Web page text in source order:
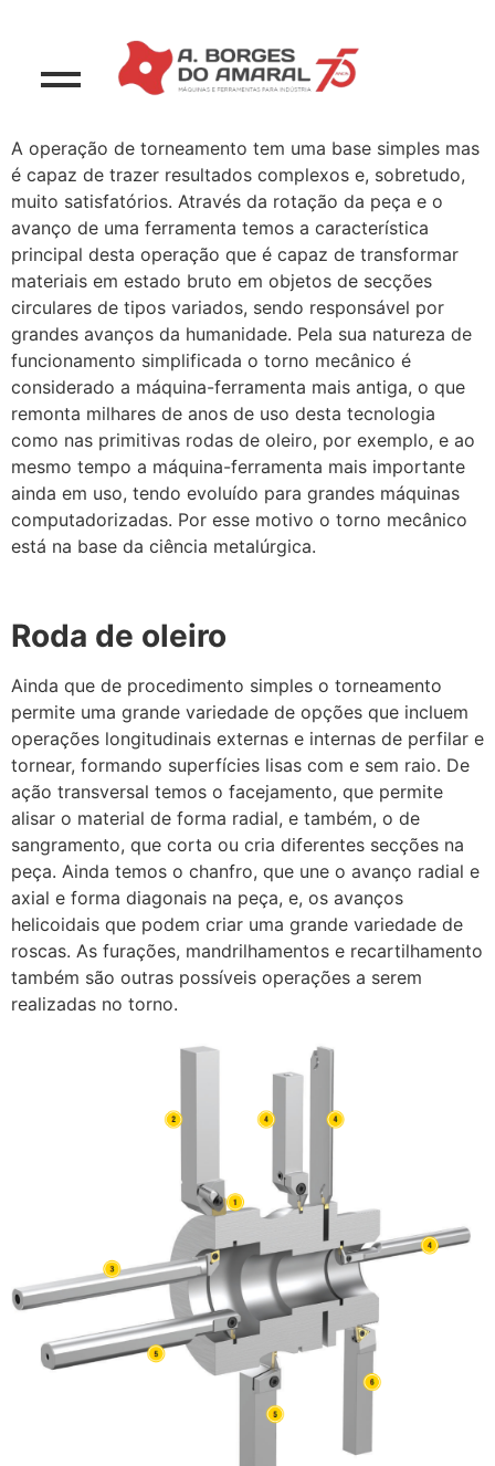
A operação de torneamento tem uma base simples mas
é capaz de trazer resultados complexos e, sobretudo,
muito satisfatórios. Através da rotação da peça e o
avanço de uma ferramenta temos a característica
principal desta operação que é capaz de transformar
materiais em estado bruto em objetos de secções
circulares de tipos variados, sendo responsável por
grandes avanços da humanidade. Pela sua natureza de
funcionamento simplificada o torno mecânico é
considerado a máquina-ferramenta mais antiga, o que
remonta milhares de anos de uso desta tecnologia
como nas primitivas rodas de oleiro, por exemplo, e ao
mesmo tempo a máquina-ferramenta mais importante
ainda em uso, tendo evoluído para grandes máquinas
computadorizadas. Por esse motivo o torno mecânico
está na base da ciência metalúrgica.
Roda de oleiro
Ainda que de procedimento simples o torneamento
permite uma grande variedade de opções que incluem
operações longitudinais externas e internas de perfilar e
tornear, formando superfícies lisas com e sem raio. De
ação transversal temos o facejamento, que permite
alisar o material de forma radial, e também, o de
sangramento, que corta ou cria diferentes secções na
peça. Ainda temos o chanfro, que une o avanço radial e
axial e forma diagonais na peça, e, os avanços
helicoidais que podem criar uma grande variedade de
roscas. As furações, mandrilhamentos e recartilhamento
também são outras possíveis operações a serem
realizadas no torno.